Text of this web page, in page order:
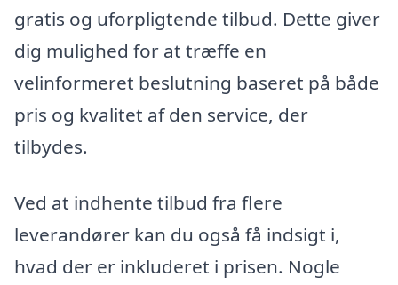
gratis og uforpligtende tilbud. Dette giver
dig mulighed for at træffe en
velinformeret beslutning baseret på både
pris og kvalitet af den service, der
tilbydes.
Ved at indhente tilbud fra flere
leverandører kan du også få indsigt i,
hvad der er inkluderet i prisen. Nogle